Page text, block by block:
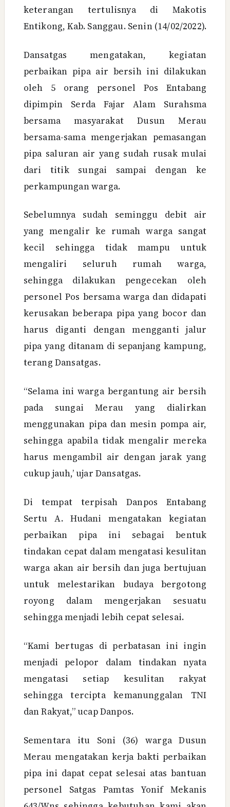
keterangan tertulisnya di Makotis
Entikong, Kab. Sanggau. Senin (14/02/2022).
Dansatgas mengatakan, kegiatan
perbaikan pipa air bersih ini dilakukan
oleh 5 orang personel Pos Entabang
dipimpin Serda Fajar Alam Surahsma
bersama masyarakat Dusun Merau
bersama-sama mengerjakan pemasangan
pipa saluran air yang sudah rusak mulai
dari titik sungai sampai dengan ke
perkampungan warga.
Sebelumnya sudah seminggu debit air
yang mengalir ke rumah warga sangat
kecil sehingga tidak mampu untuk
mengaliri seluruh rumah warga,
sehingga dilakukan pengecekan oleh
personel Pos bersama warga dan didapati
kerusakan beberapa pipa yang bocor dan
harus diganti dengan mengganti jalur
pipa yang ditanam di sepanjang kampung,
terang Dansatgas.
“Selama ini warga bergantung air bersih
pada sungai Merau yang dialirkan
menggunakan pipa dan mesin pompa air,
sehingga apabila tidak mengalir mereka
harus mengambil air dengan jarak yang
cukup jauh,’ ujar Dansatgas.
Di tempat terpisah Danpos Entabang
Sertu A. Hudani mengatakan kegiatan
perbaikan pipa ini sebagai bentuk
tindakan cepat dalam mengatasi kesulitan
warga akan air bersih dan juga bertujuan
untuk melestarikan budaya bergotong
royong dalam mengerjakan sesuatu
sehingga menjadi lebih cepat selesai.
“Kami bertugas di perbatasan ini ingin
menjadi pelopor dalam tindakan nyata
mengatasi setiap kesulitan rakyat
sehingga tercipta kemanunggalan TNI
dan Rakyat,” ucap Danpos.
Sementara itu Soni (36) warga Dusun
Merau mengatakan kerja bakti perbaikan
pipa ini dapat cepat selesai atas bantuan
personel Satgas Pamtas Yonif Mekanis